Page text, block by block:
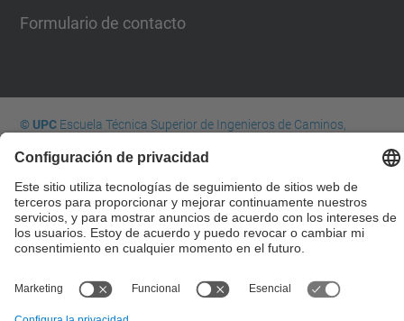
Formulario de contacto
© UPCEscuela Técnica Superior de Ingenieros de Caminos,
Desarrollado con
Mapa del Sitio
Accesibilidad